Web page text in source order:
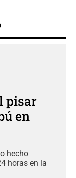
pisar
en
hecho
horas en la